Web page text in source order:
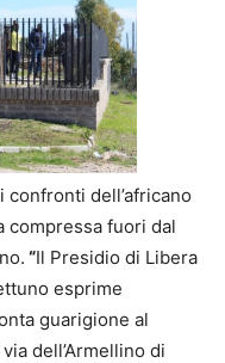
dell’africano
compressa fuori dal
“Il Presidio di Libera
esprime
guarigione al
dell’Armellino di